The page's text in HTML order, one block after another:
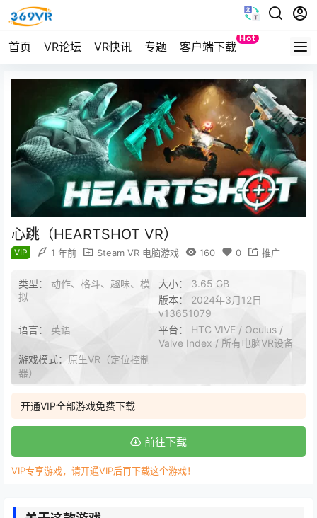
首页 VR论坛 VR快讯 专题 客户端下载
Hot
Quest
心跳（HEARTSHOT VR）
VIP 1 年前 Steam VR 电脑游戏 160 0 推广
类型： 动作、格斗、趣味、模
拟
大小： 3.65 GB
版本： 2024年3月12日
v13651079
语言： 英语 平台： HTC VIVE / Oculus /
Valve Index / 所有电脑VR设备
游戏模式： 原生VR（定位控制
器）
开通VIP全部游戏免费下载
前往下载
VIP专享游戏，请开通VIP后再下载这个游戏！